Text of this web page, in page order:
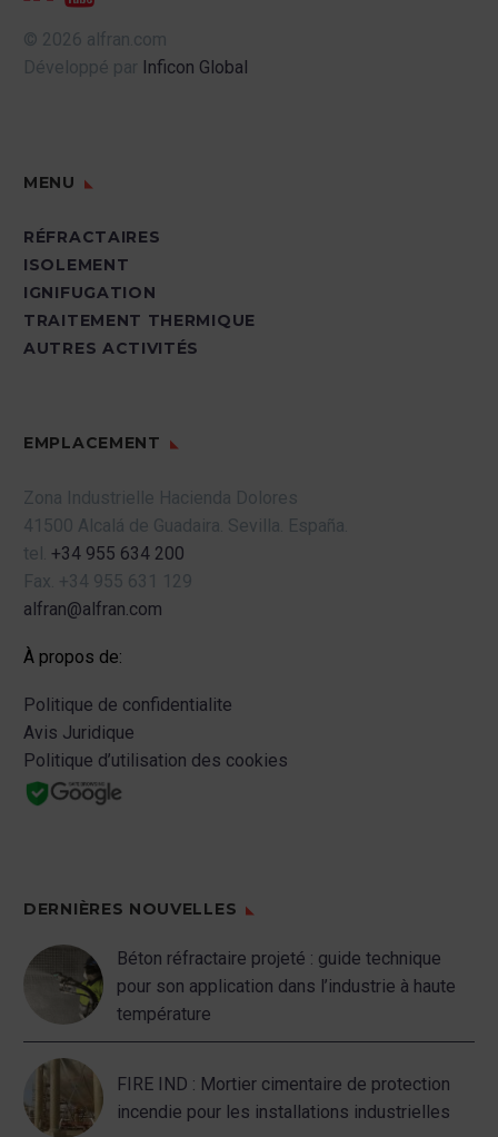
© 2026 alfran.com
Développé par
Inficon Global
MENU
RÉFRACTAIRES
ISOLEMENT
IGNIFUGATION
TRAITEMENT THERMIQUE
AUTRES ACTIVITÉS
EMPLACEMENT
Zona Industrielle Hacienda Dolores
41500 Alcalá de Guadaira. Sevilla.
España.
tel. +34 955 634 200
Fax. +34 955 631 129
alfran@alfran.com
À propos de:
Politique de confidentialite
Avis Juridique
Politique d’utilisation des cookies
DERNIÈRES NOUVELLES
Béton réfractaire projeté : guide technique
pour son application dans l’industrie à haute
température
FIRE IND : Mortier cimentaire de protection
incendie pour les installations industrielles